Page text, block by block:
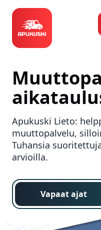
Apukuski Lieto:
muuttopalvelu,
Tuhansia
arvioilla.
Vapaat ajat